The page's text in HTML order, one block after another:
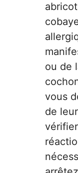
ou de
vous
de